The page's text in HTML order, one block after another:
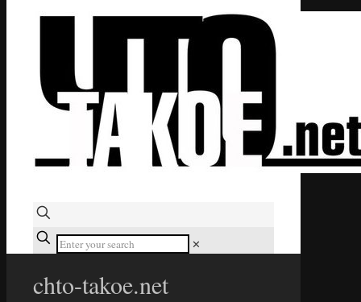
✕
chto-takoe.net